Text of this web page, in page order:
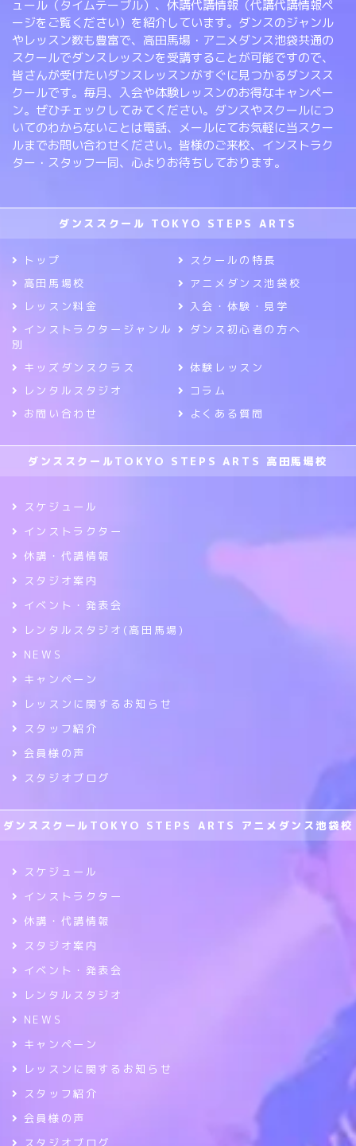
ュール（タイムテーブル）、休講代講情報（代講代講情報ペ
ージをご覧ください）を紹介しています。ダンスのジャンル
やレッスン数も豊富で、高田馬場・アニメダンス池袋共通の
スクールでダンスレッスンを受講することが可能ですので、
皆さんが受けたいダンスレッスンがすぐに見つかるダンスス
クールです。毎月、入会や体験レッスンのお得なキャンペー
ン。ぜひチェックしてみてください。ダンスやスクールにつ
いてのわからないことは電話、メールにてお気軽に当スクー
ルまでお問い合わせください。皆様のご来校、インストラク
ター・スタッフ一同、心よりお待ちしております。
ダンススクール TOKYO STEPS ARTS
トップ
スクールの特長
高田馬場校
アニメダンス池袋校
レッスン料金
入会・体験・見学
インストラクタージャンル
別
ダンス初心者の方へ
キッズダンスクラス
体験レッスン
レンタルスタジオ
コラム
お問い合わせ
よくある質問
ダンススクールTOKYO STEPS ARTS 高田馬場校
スケジュール
インストラクター
休講・代講情報
スタジオ案内
イベント・発表会
レンタルスタジオ(高田馬場)
NEWS
キャンペーン
レッスンに関するお知らせ
スタッフ紹介
会員様の声
スタジオブログ
ダンススクールTOKYO STEPS ARTS アニメダンス池袋校
スケジュール
インストラクター
休講・代講情報
スタジオ案内
イベント・発表会
レンタルスタジオ
NEWS
キャンペーン
レッスンに関するお知らせ
スタッフ紹介
会員様の声
スタジオブログ